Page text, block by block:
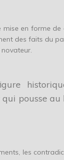
en forme
des faits du
qui pousse
les